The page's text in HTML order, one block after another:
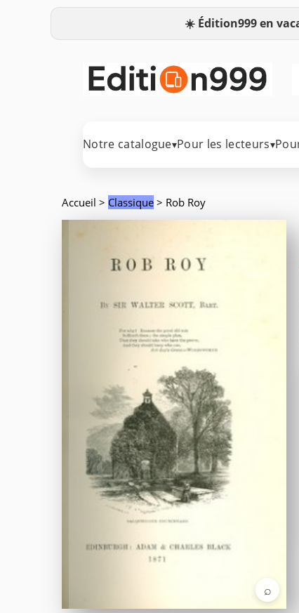
☀️ Édition999 en
Notre catalogue▾Pour les lecteurs▾
Accueil > Classique > Rob Roy
⌕